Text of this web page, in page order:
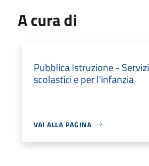
A cura di
Pubblica Istruzione - Servizi
scolastici e per l'infanzia
VAI ALLA PAGINA